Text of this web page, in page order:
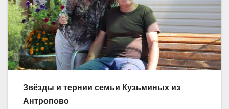
Звёзды и тернии семьи Кузьминых из
Антропово